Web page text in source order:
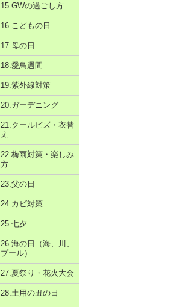
15.GWの過ごし方
16.こどもの日
17.母の日
18.愛鳥週間
19.紫外線対策
20.ガーデニング
21.クールビズ・衣替
え
22.梅雨対策・楽しみ
方
23.父の日
24.カビ対策
25.七夕
26.海の日（海、川、
プール）
27.夏祭り・花火大会
28.土用の丑の日